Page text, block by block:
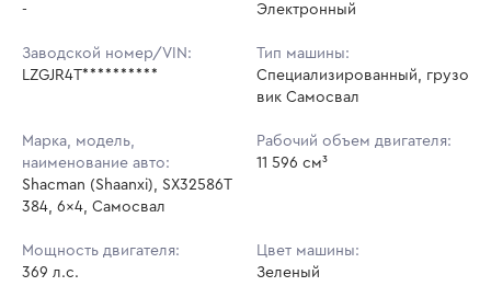
-
Электронный
Заводской номер/VIN:
LZGJR4T**********
Тип машины:
Специализированный, грузо
вик Самосвал
Марка, модель,
наименование авто:
Shacman (Shaanxi), SX32586T
384, 6x4, Самосвал
Рабочий объем двигателя:
11 596 см³
Мощность двигателя:
369 л.с.
Цвет машины:
Зеленый